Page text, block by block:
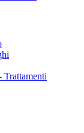
Trattamenti